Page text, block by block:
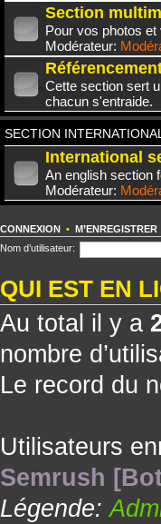
Section
Pour vos photos et
Modérateur:
Cette section sert
chacun s'entraide.
SECTION INTERNATIONAL
International
An english section
Modérateur:
CONNEXION • M’ENREGISTRER
Nom d’utilisateur:
QUI EST EN
Au total il y a
nombre
Le record du
Utilisateurs
Semrush
Légende: